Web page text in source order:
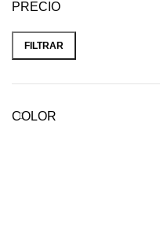
PRECIO
FILTRAR
COLOR